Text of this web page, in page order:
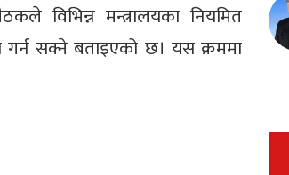
विभिन्न मन्त्रालयका नियमित
गर्न सक्ने बताइएको छ। यस क्रममा